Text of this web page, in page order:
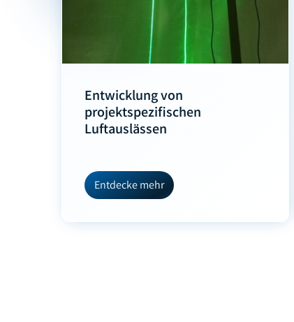
Entwicklung von
projektspezifischen
Luftauslässen
Entdecke mehr